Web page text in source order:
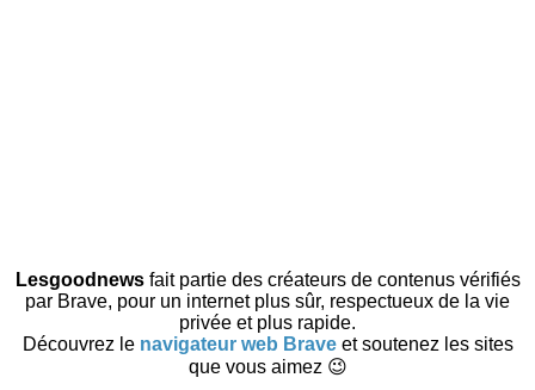
Lesgoodnewsfait partie des créateurs de contenus vérifiés
par Brave, pour un internet plus sûr, respectueux de la vie
privée et plus rapide.
Découvrez le navigateur web Brave et soutenez les sites
que vous aimez 😉